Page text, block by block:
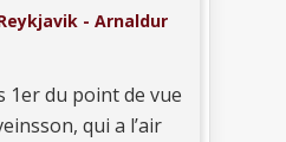
- Arnaldur
1er du point de vue
qui a l’air